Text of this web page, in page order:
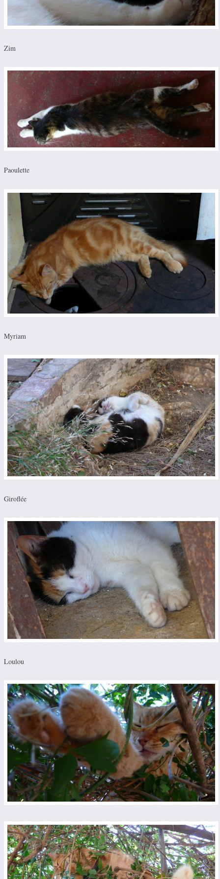
Zim
Paoulette
Myriam
Giroflée
Loulou